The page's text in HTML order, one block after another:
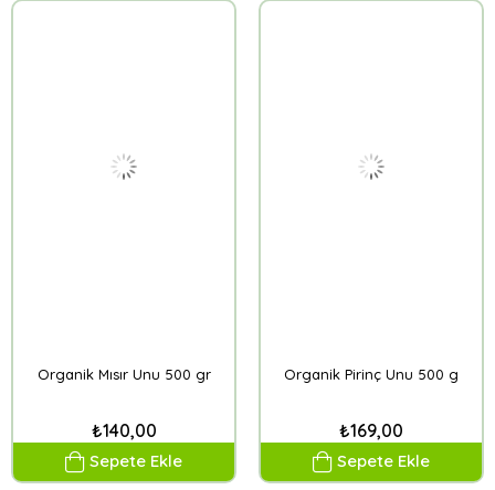
Organik Mısır Unu 500 gr
₺140,00
Sepete Ekle
Organik Pirinç Unu 500 g
₺169,00
Sepete Ekle